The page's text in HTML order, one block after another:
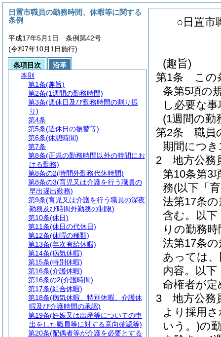
○日置市
(趣旨)
第1条
この
条第5項の
し必要な
(1週間の勤
第2条
職員
期間につ
2
地方公務
第10条第3
務(以下「
法第17条
含む。以下
りの勤務
法第17条
あっては
内容。以
命権者が定
3
地方公務
より採用
いう。)の
日置市職員の勤務時間、休暇等に関する
条例
平成17年5月1日 条例第42号
(令和7年10月1日施行)
条項目次
沿革
本則
第1条(趣旨)
第2条(1週間の勤務時間)
第3条(週休日及び勤務時間の割り振
り)
第4条
第5条(週休日の振替等)
第6条(休憩時間)
第7条
第8条(正規の勤務時間以外の時間にお
ける勤務)
第8条の2(時間外勤務代休時間)
第8条の3(育児又は介護を行う職員の
早出遅出勤務)
第9条(育児又は介護を行う職員の深夜
勤務及び時間外勤務の制限)
第10条(休日)
第11条(休日の代休日)
第12条(休暇の種類)
第13条(年次有給休暇)
第14条(病気休暇)
第15条(特別休暇)
第16条(介護休暇)
第16条の2(介護時間)
第17条(組合休暇)
第18条(病気休暇、特別休暇、介護休
暇及び介護時間の承認)
第19条(妊娠又は出産等についての申
出をした職員等に対する意向確認等)
第20条(配偶者等が介護を必要とする